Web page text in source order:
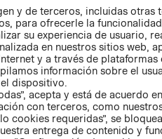
CON
- RETIRO EN
TIENDA
TÉRMINOS Y
CONDICIONES
AVISO DE
PRIVACIDAD
GIFT CARD
y de terceros, incluidas otras
para ofrecerle la
su experiencia de usuario,
en nuestros sitios web,
y a través de plataformas
información sobre el
dispositivo.
acepta y está de acuerdo
con terceros, como
cookies requeridas”, se
entrega de contenido y